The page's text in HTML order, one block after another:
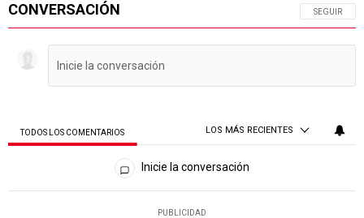
CONVERSACIÓN SIGA ESTA
SEGUIR
TODOS LOS COMENTARIOS LOS MÁS RECIENTES
Todos los comentarios
Inicie la conversación
PUBLICIDAD